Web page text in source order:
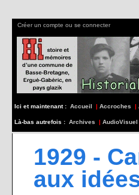
Créer un compte ou se connecter
Ici et maintenant : Accueil | Accroches |
Là-bas autrefois : Archives | AudioVisuel
1929 -
aux